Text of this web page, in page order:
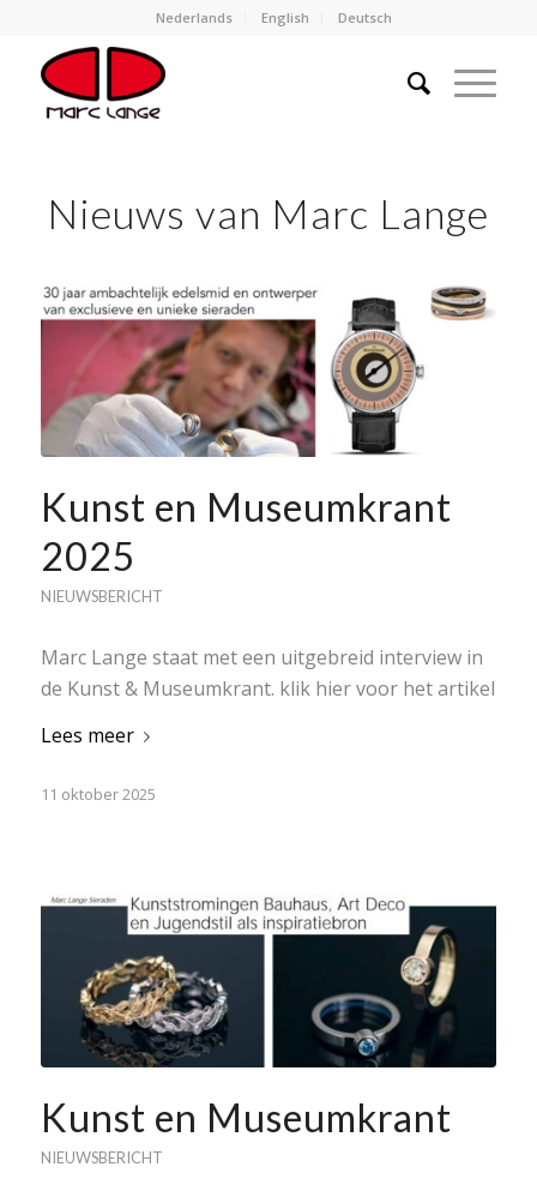
Nederlands English Deutsch
Nieuws van Marc Lange
Kunst en Museumkrant
2025
NIEUWSBERICHT
Marc Lange staat met een uitgebreid interview in
de Kunst & Museumkrant. klik hier voor het artikel
Lees meer
11 oktober 2025
Kunst en Museumkrant
NIEUWSBERICHT